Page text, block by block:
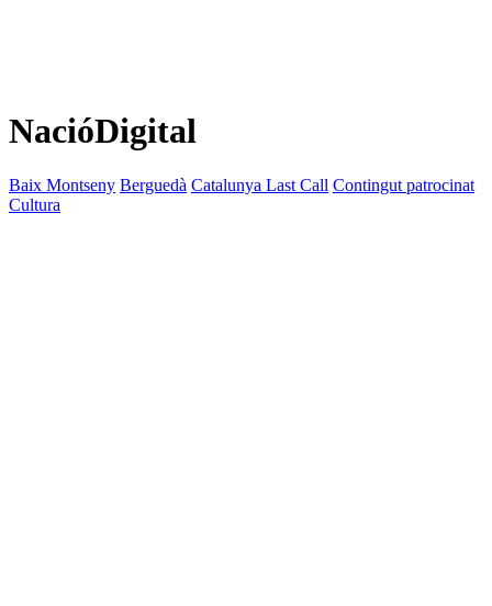
NacióDigital
Baix Montseny Berguedà Catalunya Last Call Contingut patrocinat
Cultura